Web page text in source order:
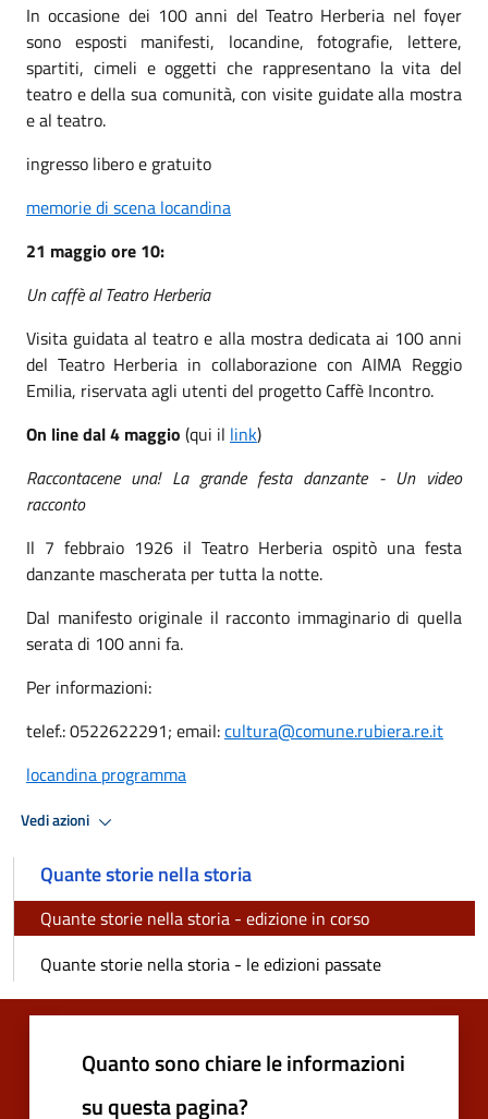
In occasione dei 100 anni del Teatro Herberia nel foyer
sono esposti manifesti, locandine, fotografie, lettere,
spartiti, cimeli e oggetti che rappresentano la vita del
teatro e della sua comunità, con visite guidate alla mostra
e al teatro.
ingresso libero e gratuito
memorie di scena locandina
21 maggio ore 10:
Un caffè al Teatro Herberia
Visita guidata al teatro e alla mostra dedicata ai 100 anni
del Teatro Herberia in collaborazione con AIMA Reggio
Emilia, riservata agli utenti del progetto Caffè Incontro.
On line dal 4 maggio (qui il link)
Raccontacene una! La grande festa danzante - Un video
racconto
Il 7 febbraio 1926 il Teatro Herberia ospitò una festa
danzante mascherata per tutta la notte.
Dal manifesto originale il racconto immaginario di quella
serata di 100 anni fa.
Per informazioni:
telef.: 0522622291; email:cultura@comune.rubiera.re.it
locandina programma
Vedi azioni
Quante storie nella storia
Quante storie nella storia - edizione in corso
Quante storie nella storia - le edizioni passate
Quanto sono chiare le informazioni
su questa pagina?